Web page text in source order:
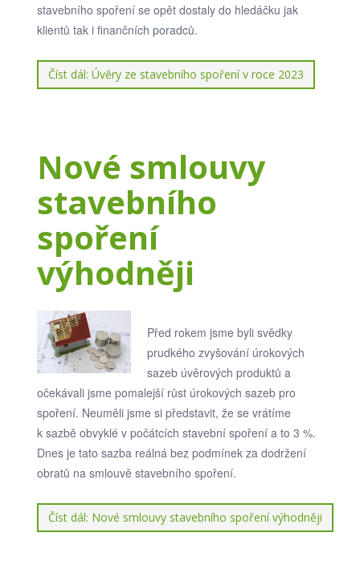
stavebního spoření se opět dostaly do hledáčku jak
klientů tak i finančních poradců.
Číst dál: Úvěry ze stavebního spoření v roce 2023
Nové smlouvy
stavebního
spoření
výhodněji
Před rokem jsme byli svědky
prudkého zvyšování úrokových
sazeb úvěrových produktů a
očekávali jsme pomalejší růst úrokových sazeb pro
spoření. Neuměli jsme si představit, že se vrátíme
k sazbě obvyklé v počátcích stavební spoření a to 3 %.
Dnes je tato sazba reálná bez podmínek za dodržení
obratů na smlouvě stavebního spoření.
Číst dál: Nové smlouvy stavebního spoření výhodněji